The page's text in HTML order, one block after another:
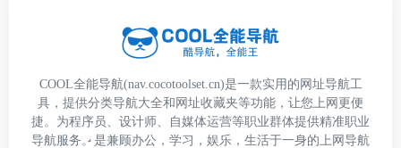
COOL全能导航(nav.cocotoolset.cn)是一款实用的网址导航工
具，提供分类导航大全和网址收藏夹等功能，让您上网更便
捷。为程序员、设计师、自媒体运营等职业群体提供精准职业
导航服务。是兼顾办公，学习，娱乐，生活于一身的上网导航